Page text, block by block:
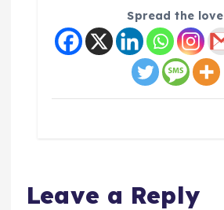
Spread the love
Leave a Reply